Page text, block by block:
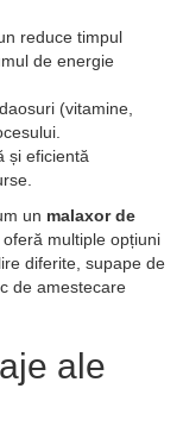
reduce timpul
de energie
(vitamine,
și eficientă
un malaxor de
oferă multiple opțiuni
diferite, supape de
de amestecare
ale